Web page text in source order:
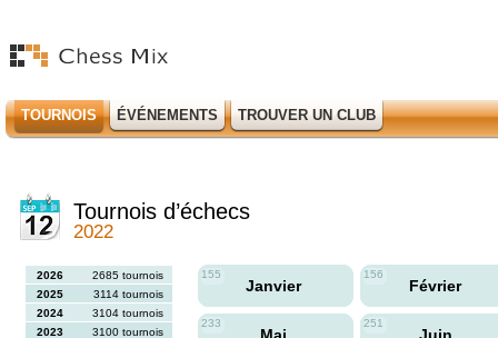
TOURNOIS ÉVÉNEMENTS TROUVER UN CLUB
Tournois d’échecs
2022
2026
2685 tournois
2025
3114 tournois
2024
3104 tournois
2023
3100 tournois
155
Janvier
156
Février
233 251